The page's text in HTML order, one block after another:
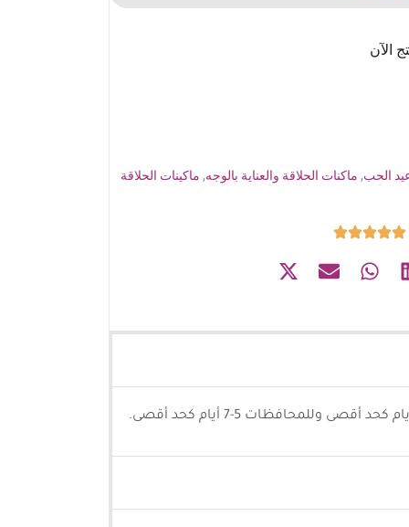
الحب, ماكنات الحلاقة والعناية بالوجه, ماكينات الحلاقة